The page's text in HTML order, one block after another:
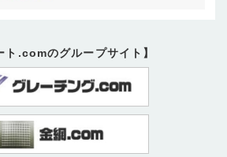
ト.comのグループサイト】